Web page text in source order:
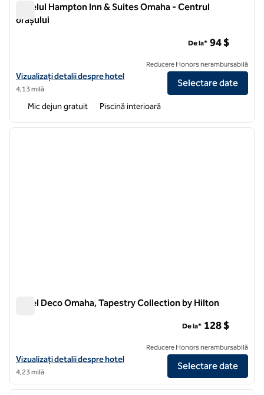
Hotelul Hampton Inn & Suites Omaha - Centrul
orașului
Vizualizați detaliile hotelului Hampton Inn & Suites Omaha-
Vizualizați detalii despre hotel
4,13 milă
De la* 94 $
Reducere Honors nerambursabilă
Selectare date
Mic dejun gratuit Piscină interioară
1 din 12
Hotel Deco Omaha, Tapestry Collection by Hilton
Vizualizați detaliile hotelului pentru Hotel Deco Omaha, Tapestry
Vizualizați detalii despre hotel
4,23 milă
De la* 128 $
Reducere Honors nerambursabilă
Selectare date
1/12